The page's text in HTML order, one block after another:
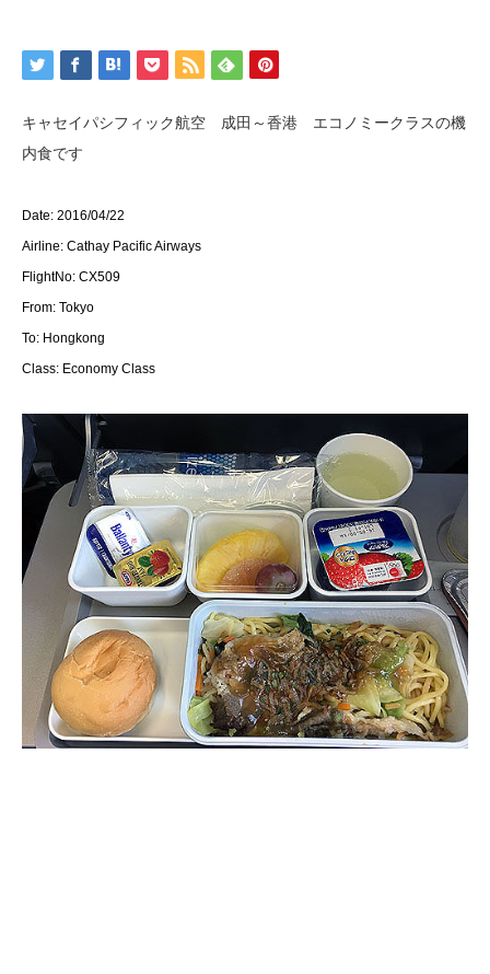
キャセイパシフィック航空 成田～香港 エコノミークラスの機
内食です
Date: 2016/04/22
Airline: Cathay Pacific Airways
FlightNo: CX509
From: Tokyo
To: Hongkong
Class: Economy Class